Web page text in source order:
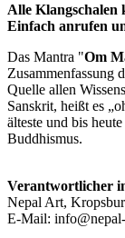
Alle Klangschalen
Einfach anrufen
Das Mantra "Om
Zusammenfassung
Quelle allen
Sanskrit, heißt es
älteste und bis
Buddhismus.
Verantwortlicher
Nepal Art,
E-Mail: